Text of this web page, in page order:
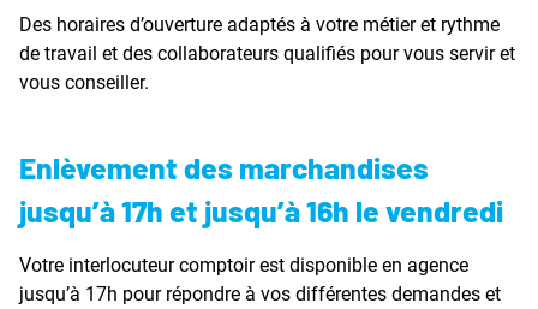
Des horaires d’ouverture adaptés à votre métier et rythme
de travail et des collaborateurs qualifiés pour vous servir et
vous conseiller.
Enlèvement des marchandises
jusqu’à 17h et jusqu’à 16h le vendredi
Votre interlocuteur comptoir est disponible en agence
jusqu’à 17h pour répondre à vos différentes demandes et